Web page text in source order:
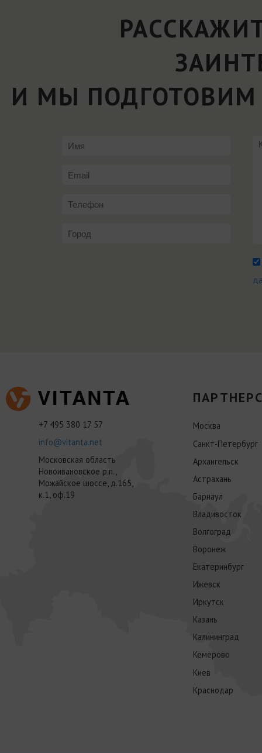
И МЫ ПОДГОТОВИМ
+7 495 380 17 57
info@vitanta.net
Московская область
Новоивановское р.п.,
Можайское шоссе, д.165,
к.1, оф.19
Москва
Санкт-Петербург
Архангельск
Астрахань
Барнаул
Владивосток
Волгоград
Воронеж
Екатеринбург
Ижевск
Иркутск
Казань
Калининград
Кемерово
Киев
Краснодар